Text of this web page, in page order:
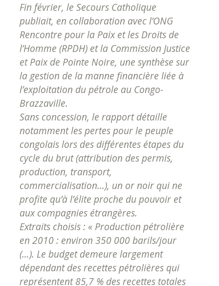
Fin février, le Secours Catholique
publiait, en collaboration avec l’ONG
Rencontre pour la Paix et les Droits de
l’Homme (RPDH) et la Commission Justice
et Paix de Pointe Noire, une synthèse sur
la gestion de la manne financière liée à
l’exploitation du pétrole au Congo-
Brazzaville.
Sans concession, le rapport détaille
notamment les pertes pour le peuple
congolais lors des différentes étapes du
cycle du brut (attribution des permis,
production, transport,
commercialisation...), un or noir qui ne
profite qu’à l’élite proche du pouvoir et
aux compagnies étrangères.
Extraits choisis : « Production pétrolière
en 2010 : environ 350 000 barils/jour
(…). Le budget demeure largement
dépendant des recettes pétrolières qui
représentent 85,7 % des recettes totales